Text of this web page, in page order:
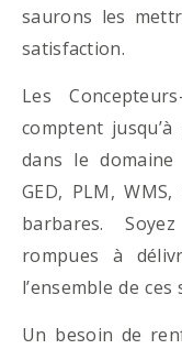
saurons les
satisfaction.
Les
comptent jusqu’à
dans le domaine
GED, PLM,
barbares.
rompues à
l’ensemble de ces
Un besoin de